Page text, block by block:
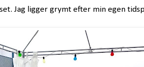
Jag ligger grymt efter min egen